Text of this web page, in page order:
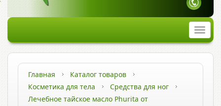
Главная
Каталог товаров
Косметика для тела
Средства для ног
Лечебное тайское масло Phurita от